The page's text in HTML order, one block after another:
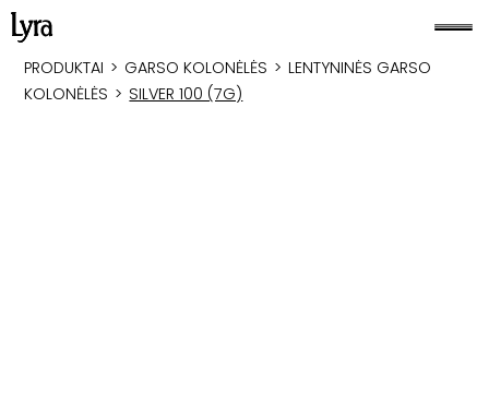
PRODUKTAI > GARSO KOLONĖLĖS > LENTYNINĖS GARSO
KOLONĖLĖS > SILVER 100 (7G)